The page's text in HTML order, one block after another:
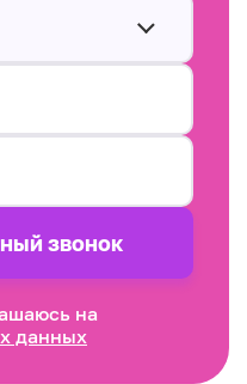
звонок
на
данных